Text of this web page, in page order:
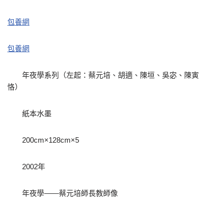
包養網
包養網
年夜學系列（左起：蔡元培、胡適、陳垣、吳宓、陳寅
恪）
紙本水墨
200cm×128cm×5
2002年
年夜學——蔡元培師長教師像